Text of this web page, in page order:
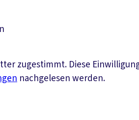
zugestimmt. Diese
nachgelesen werden.